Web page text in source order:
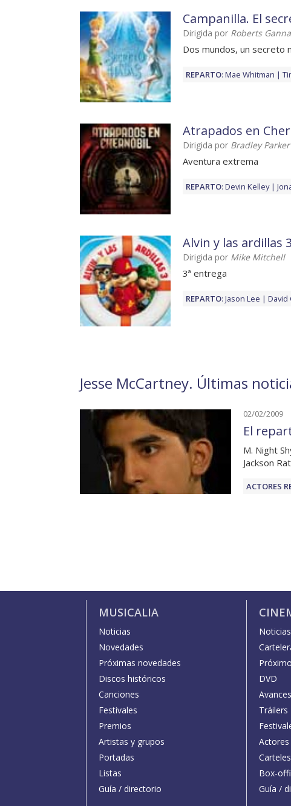
Campanilla. El
Dirigida por Roberts
Dos mundos, un secreto
REPARTO: Mae Whitman
Atrapados en
Dirigida por Bradley Parker
Aventura extrema
REPARTO: Devin Kelley
Alvin y las ardillas 3
Dirigida por Mike Mitchell
3ª entrega
REPARTO: Jason Lee David
Jesse McCartney. Últimas
02/02/2009
El
M. Night
Jackson
ACTORES
MUSICALIA
Noticias
Novedades
Próximas novedades
Discos históricos
Canciones
Festivales
Premios
Artistas y grupos
Portadas
Listas
Guía / directorio
Noticias
DVD
Avances
Tráilers
Actores
Carteles
Box-
Guía /